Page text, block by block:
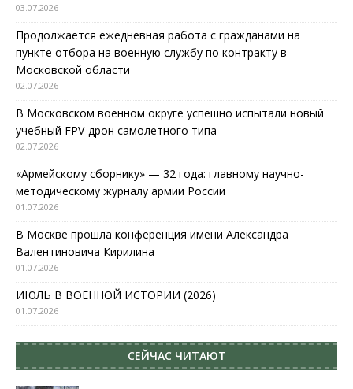
03.07.2026
Продолжается ежедневная работа с гражданами на
пункте отбора на военную службу по контракту в
Московской области
02.07.2026
В Московском военном округе успешно испытали новый
учебный FPV-дрон самолетного типа
02.07.2026
«Армейскому сборнику» — 32 года: главному научно-
методическому журналу армии России
01.07.2026
В Москве прошла конференция имени Александра
Валентиновича Кирилина
01.07.2026
ИЮЛЬ В ВОЕННОЙ ИСТОРИИ (2026)
01.07.2026
СЕЙЧАС ЧИТАЮТ